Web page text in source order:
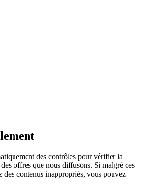
des contrôles pour vérifier la
offres que nous diffusons. Si malgré ces
des contenus inappropriés, vous pouvez